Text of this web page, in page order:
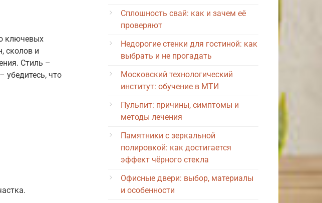
ключевых
сколов и
Стиль –
убедитесь, что
Сплошность свай: как и зачем её
проверяют
Недорогие стенки для гостиной: как
выбрать и не прогадать
Московский технологический
институт: обучение в МТИ
Пульпит: причины, симптомы и
методы лечения
Памятники с зеркальной
полировкой: как достигается
эффект чёрного стекла
Офисные двери: выбор, материалы
и особенности